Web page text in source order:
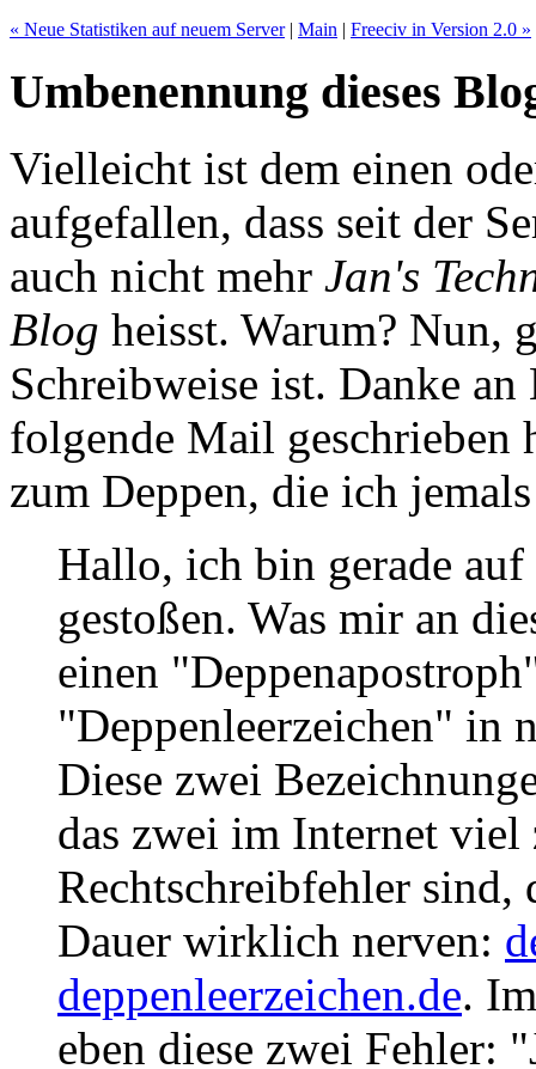
« Neue Statistiken auf neuem Server| Main | Freeciv in Version 2.0 »
Umbenennung dieses
Vielleicht ist dem einen
aufgefallen, dass seit der
auch nicht mehr Jan's
Blog heisst. Warum? Nun,
Schreibweise ist. Danke
folgende Mail geschrieben
zum Deppen, die ich
Hallo, ich bin gerade
gestoßen. Was mir an
einen
"Deppenleerzeichen" in
Diese zwei
das zwei im Internet viel
Rechtschreibfehler sind,
Dauer wirklich nerven:
deppenleerzeichen.de.
eben diese zwei Fehler: